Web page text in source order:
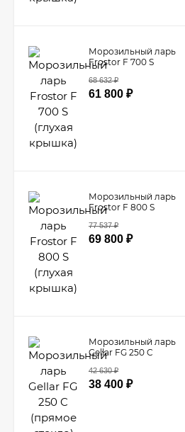
Морозильный ларь
Frostor F 700 S
68 632₽
61 800 ₽
Морозильный ларь
Frostor F 800 S
77 537₽
69 800 ₽
Морозильный ларь
Gellar FG 250 C
42 630₽
38 400 ₽